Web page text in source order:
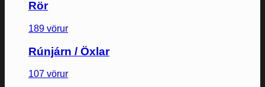
Rör
189 vörur
Rúnjárn / Öxlar
107 vörur